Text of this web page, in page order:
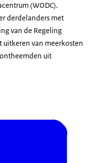
(WODC).
derdelanders met
van de Regeling
van meerkosten
uit